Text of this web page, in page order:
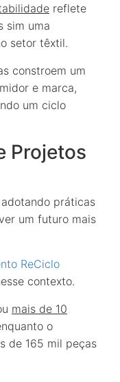
reflete
sim uma
setor têxtil.
constroem um
e marca,
um ciclo
Projetos
práticas
um futuro mais
ReCiclo
contexto.
mais de 10
o
de 165 mil peças